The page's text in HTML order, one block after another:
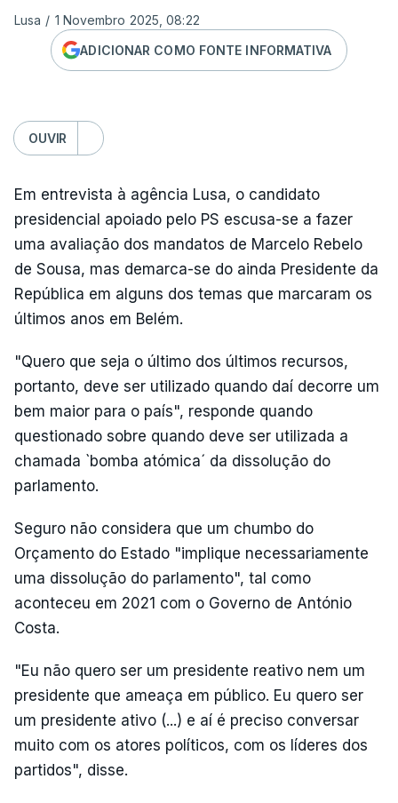
Lusa / 1 Novembro 2025, 08:22
ADICIONAR COMO FONTE INFORMATIVA
OUVIR
Em entrevista à agência Lusa, o candidato
presidencial apoiado pelo PS escusa-se a fazer
uma avaliação dos mandatos de Marcelo Rebelo
de Sousa, mas demarca-se do ainda Presidente da
República em alguns dos temas que marcaram os
últimos anos em Belém.
"Quero que seja o último dos últimos recursos,
portanto, deve ser utilizado quando daí decorre um
bem maior para o país", responde quando
questionado sobre quando deve ser utilizada a
chamada `bomba atómica´ da dissolução do
parlamento.
Seguro não considera que um chumbo do
Orçamento do Estado "implique necessariamente
uma dissolução do parlamento", tal como
aconteceu em 2021 com o Governo de António
Costa.
"Eu não quero ser um presidente reativo nem um
presidente que ameaça em público. Eu quero ser
um presidente ativo (...) e aí é preciso conversar
muito com os atores políticos, com os líderes dos
partidos", disse.